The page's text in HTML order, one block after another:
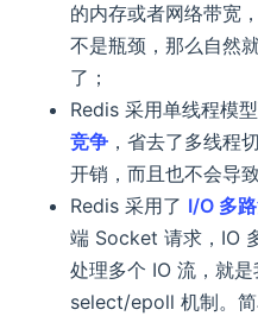
的内存或者网络带宽
不是瓶颈，那么自然
了；
Redis 采用单线程模
竞争 ，省去了多线程
开销，而且也不会导
Redis 采用了 I/O 多
端 Socket 请求，IO
处理多个 IO 流，就
select/epoll 机制。